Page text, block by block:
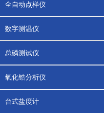
全自动点样仪
数字测温仪
总磷测试仪
氧化锆分析仪
台式盐度计